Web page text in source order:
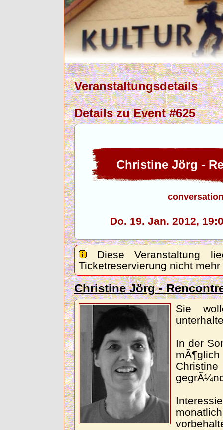
Veranstaltungsdetails
Details zu Event #625
Christine Jörg -
Do. 19. Jan. 2012,
Diese Veranstaltung
Ticketreservierung nicht
Christine Jörg -
Sie
In der